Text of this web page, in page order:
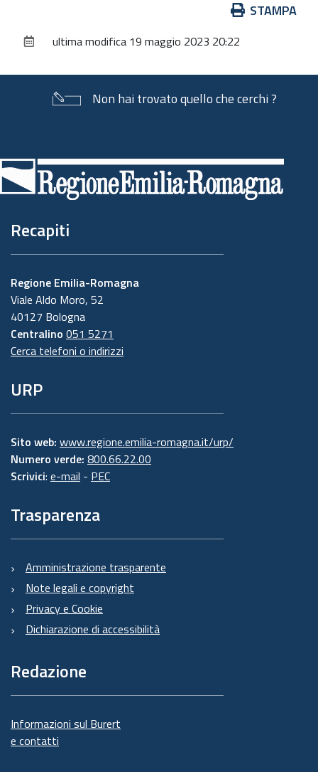
documento
STAMPA
ultima modifica 19 maggio 2023 20:22
Non hai trovato quello che cerchi ?
di
pagina
Recapiti
Regione Emilia-Romagna
Viale Aldo Moro, 52
40127 Bologna
Centralino 051 5271
Cerca telefoni o indirizzi
URP
Sito web: www.regione.emilia-romagna.it/urp/
Numero verde: 800.66.22.00
Scrivici: e-mail - PEC
Trasparenza
Amministrazione trasparente
Note legali e copyright
Privacy e Cookie
Dichiarazione di accessibilità
Redazione
Informazioni sul Burert
e contatti